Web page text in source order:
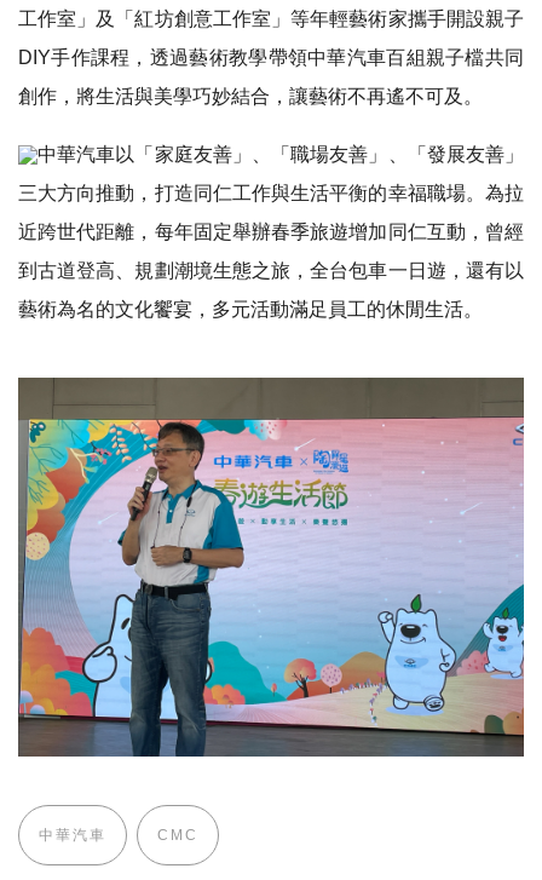
工作室」及「紅坊創意工作室」等年輕藝術家攜手開設親子
DIY手作課程，透過藝術教學帶領中華汽車百組親子檔共同
創作，將生活與美學巧妙結合，讓藝術不再遙不可及。
中華汽車以「家庭友善」、「職場友善」、「發展友善」
三大方向推動，打造同仁工作與生活平衡的幸福職場。為拉
近跨世代距離，每年固定舉辦春季旅遊增加同仁互動，曾經
到古道登高、規劃潮境生態之旅，全台包車一日遊，還有以
藝術為名的文化饗宴，多元活動滿足員工的休閒生活。
中華汽車 CMC